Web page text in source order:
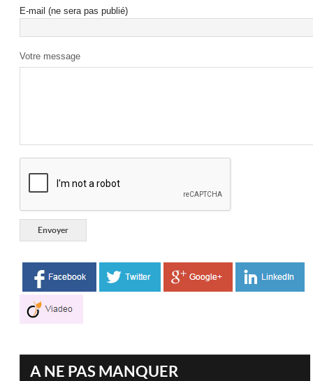
E-mail (ne sera pas publié)
Votre message
A NE PAS MANQUER